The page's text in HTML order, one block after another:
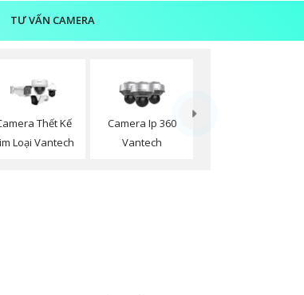
TƯ VẤN CAMERA
Thết Kế
Loại Vantech
Camera Ip 360
Vantech